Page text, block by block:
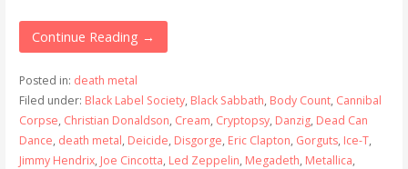
Continue Reading →
Posted in: death metal
Filed under: Black Label Society, Black Sabbath, Body Count, Cannibal
Corpse, Christian Donaldson, Cream, Cryptopsy, Danzig, Dead Can
Dance, death metal, Deicide, Disgorge, Eric Clapton, Gorguts, Ice-T,
Jimmy Hendrix, Joe Cincotta, Led Zeppelin, Megadeth, Metallica,